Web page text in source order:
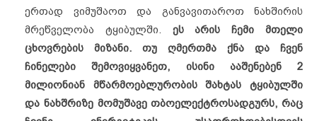
ერთად ვიმუშაოთ და განვავითაროთ ნახშირის
მრეწველობა ტყიბულში. ეს არის ჩემი მთელი
ცხოვრების მიზანი. თუ ღმერთმა ქნა და ჩვენ
ჩინელები შემოვიყვანეთ, ისინი ააშენებენ 2
მილიონიან მწარმოებლურობის შახტას ტყიბულში
და ნახშრიზე მომუშავე თბოელექტროსადგურს, რაც